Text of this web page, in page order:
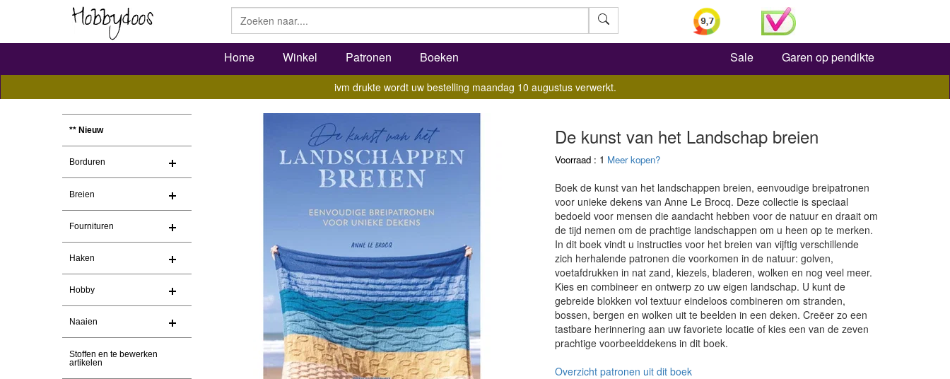
Zoeken
Home Winkel Patronen Boeken Sale Garen op pendikte
ivm drukte wordt uw bestelling maandag 10 augustus verwerkt.
** Nieuw
Borduren
Breien
Fournituren
Haken
Hobby
Naaien
Stoffen en te bewerken
artikelen
De kunst van het Landschap breien
Voorraad : 1 Meer kopen?
Boek de kunst van het landschappen breien, eenvoudige breipatronen
voor unieke dekens van Anne Le Brocq. Deze collectie is speciaal
bedoeld voor mensen die aandacht hebben voor de natuur en draait om
de tijd nemen om de prachtige landschappen om u heen op te merken.
In dit boek vindt u instructies voor het breien van vijftig verschillende
zich herhalende patronen die voorkomen in de natuur: golven,
voetafdrukken in nat zand, kiezels, bladeren, wolken en nog veel meer.
Kies en combineer en ontwerp zo uw eigen landschap. U kunt de
gebreide blokken vol textuur eindeloos combineren om stranden,
bossen, bergen en wolken uit te beelden in een deken. Creëer zo een
tastbare herinnering aan uw favoriete locatie of kies een van de zeven
prachtige voorbeelddekens in dit boek.
Overzicht patronen uit dit boek